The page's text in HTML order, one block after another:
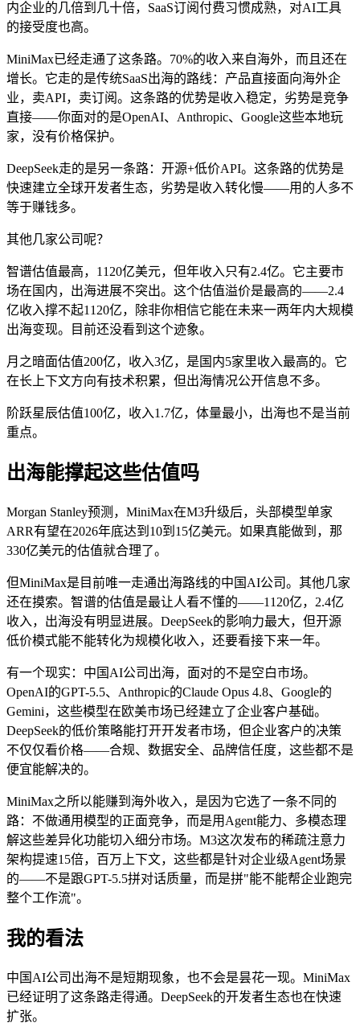
内企业的几倍到几十倍，SaaS订阅付费习惯成熟，对AI工具
的接受度也高。
MiniMax已经走通了这条路。70%的收入来自海外，而且还在
增长。它走的是传统SaaS出海的路线：产品直接面向海外企
业，卖API，卖订阅。这条路的优势是收入稳定，劣势是竞争
直接——你面对的是OpenAI、Anthropic、Google这些本地玩
家，没有价格保护。
DeepSeek走的是另一条路：开源+低价API。这条路的优势是
快速建立全球开发者生态，劣势是收入转化慢——用的人多不
等于赚钱多。
其他几家公司呢？
智谱估值最高，1120亿美元，但年收入只有2.4亿。它主要市
场在国内，出海进展不突出。这个估值溢价是最高的——2.4
亿收入撑不起1120亿，除非你相信它能在未来一两年内大规模
出海变现。目前还没看到这个迹象。
月之暗面估值200亿，收入3亿，是国内5家里收入最高的。它
在长上下文方向有技术积累，但出海情况公开信息不多。
阶跃星辰估值100亿，收入1.7亿，体量最小，出海也不是当前
重点。
出海能撑起这些估值吗
Morgan Stanley预测，MiniMax在M3升级后，头部模型单家
ARR有望在2026年底达到10到15亿美元。如果真能做到，那
330亿美元的估值就合理了。
但MiniMax是目前唯一走通出海路线的中国AI公司。其他几家
还在摸索。智谱的估值是最让人看不懂的——1120亿，2.4亿
收入，出海没有明显进展。DeepSeek的影响力最大，但开源
低价模式能不能转化为规模化收入，还要看接下来一年。
有一个现实：中国AI公司出海，面对的不是空白市场。
OpenAI的GPT-5.5、Anthropic的Claude Opus 4.8、Google的
Gemini，这些模型在欧美市场已经建立了企业客户基础。
DeepSeek的低价策略能打开开发者市场，但企业客户的决策
不仅仅看价格——合规、数据安全、品牌信任度，这些都不是
便宜能解决的。
MiniMax之所以能赚到海外收入，是因为它选了一条不同的
路：不做通用模型的正面竞争，而是用Agent能力、多模态理
解这些差异化功能切入细分市场。M3这次发布的稀疏注意力
架构提速15倍，百万上下文，这些都是针对企业级Agent场景
的——不是跟GPT-5.5拼对话质量，而是拼"能不能帮企业跑完
整个工作流"。
我的看法
中国AI公司出海不是短期现象，也不会是昙花一现。MiniMax
已经证明了这条路走得通。DeepSeek的开发者生态也在快速
扩张。